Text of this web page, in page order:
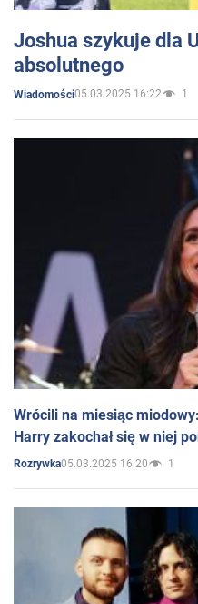
Joshua szykuje dla
absolutnego
Wiadomości05.03.2025 16:22 1
Wrócili na miesiąc
Harry zakochał się w niej
Rozrywka05.03.2025 16:20 1